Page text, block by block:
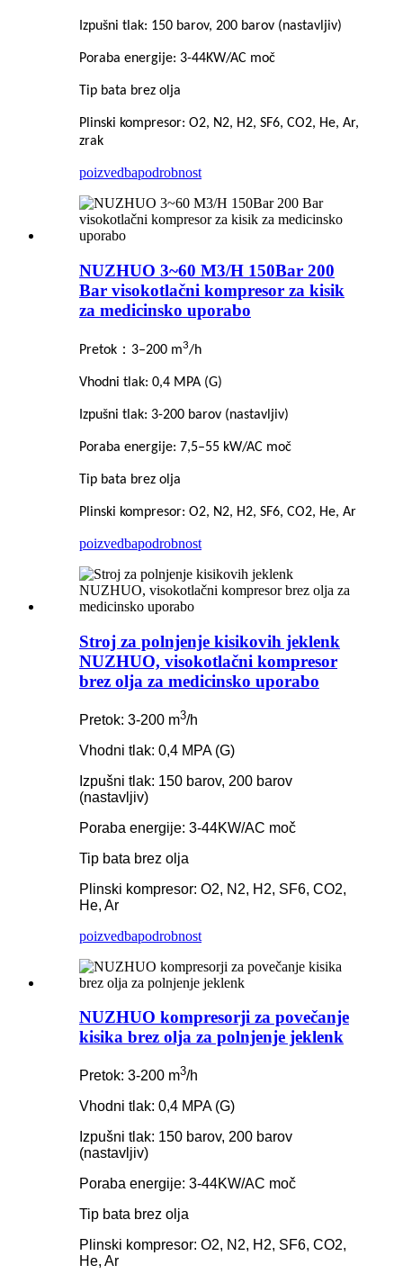
Izpušni tlak: 150 barov, 200 barov (nastavljiv)
Poraba energije: 3-44KW/AC moč
Tip bata brez olja
Plinski kompresor: O2, N2, H2, SF6, CO2, He, Ar,
zrak
poizvedbapodrobnost
NUZHUO 3~60 M3/H 150Bar 200
Bar visokotlačni kompresor za kisik
za medicinsko uporabo
Pretok ： 3–200 m3/h
Vhodni tlak: 0,4 MPA (G)
Izpušni tlak: 3-200 barov (nastavljiv)
Poraba energije: 7,5–55 kW/AC moč
Tip bata brez olja
Plinski kompresor: O2, N2, H2, SF6, CO2, He, Ar
poizvedbapodrobnost
Stroj za polnjenje kisikovih jeklenk
NUZHUO, visokotlačni kompresor
brez olja za medicinsko uporabo
Pretok: 3-200 m3/h
Vhodni tlak: 0,4 MPA (G)
Izpušni tlak: 150 barov, 200 barov
(nastavljiv)
Poraba energije: 3-44KW/AC moč
Tip bata brez olja
Plinski kompresor: O2, N2, H2, SF6, CO2,
He, Ar
poizvedbapodrobnost
NUZHUO kompresorji za povečanje
kisika brez olja za polnjenje jeklenk
Pretok: 3-200 m3/h
Vhodni tlak: 0,4 MPA (G)
Izpušni tlak: 150 barov, 200 barov
(nastavljiv)
Poraba energije: 3-44KW/AC moč
Tip bata brez olja
Plinski kompresor: O2, N2, H2, SF6, CO2,
He, Ar